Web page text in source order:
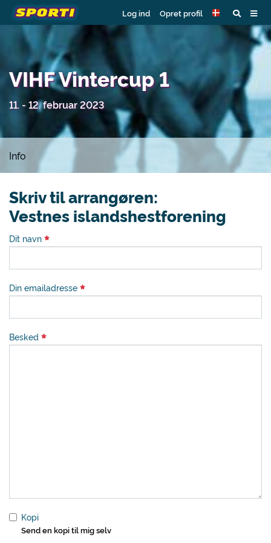
Log ind Opret profil
VIHF Vintercup 1
11. - 12. februar 2023
Info
Skriv til arrangøren:
Vestnes islandshestforening
Dit navn
Din emailadresse
Besked
Kopi
Send en kopi til mig selv